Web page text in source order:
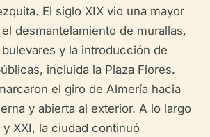
El siglo XIX vio una mayor
desmantelamiento de murallas,
y la introducción de
incluida la Plaza Flores.
el giro de Almería hacia
y abierta al exterior. A lo largo
XXI, la ciudad continuó